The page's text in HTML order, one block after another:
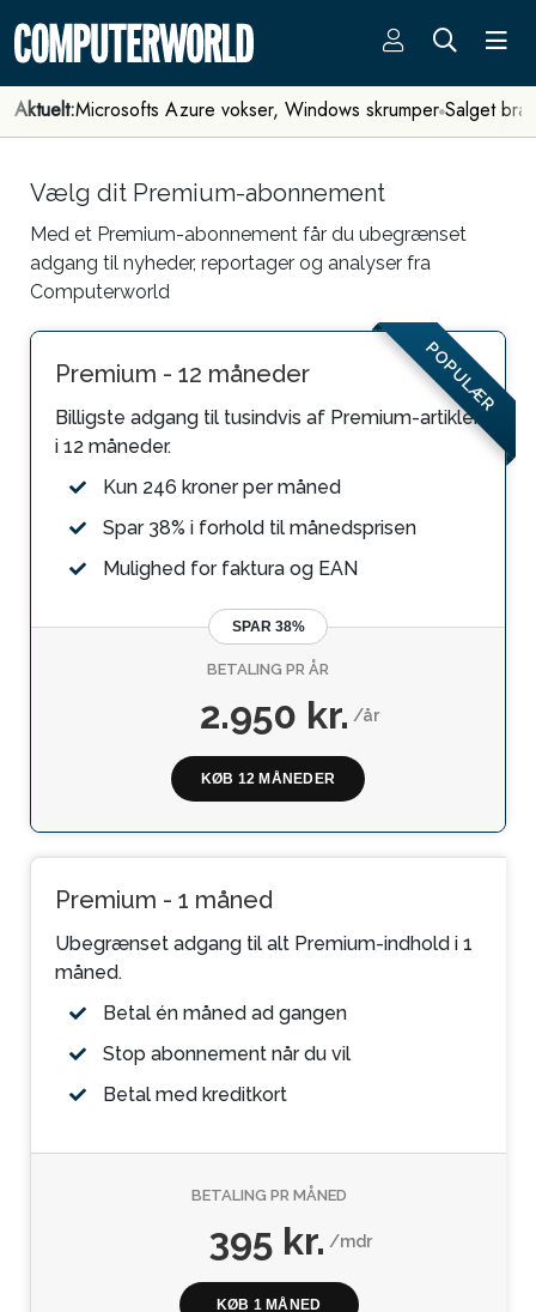
Aktuelt:Microsofts Azure vokser, Windows skrumper Salget
Vælg dit Premium-abonnement
Med et Premium-abonnement får du ubegrænset
adgang til nyheder, reportager og analyser fra
Computerworld
Premium - 1 måned
Ubegrænset adgang til alt Premium-indhold i 1
måned.
Betal én måned ad gangen
Stop abonnement når du vil
Betal med kreditkort
BETALING PR MÅNED
395 kr./mdr
KØB 1 MÅNED
POPULÆR
Premium - 12 måneder
Billigste adgang til tusindvis af Premium-artikler
i 12 måneder.
Kun 246 kroner per måned
Spar 38% i forhold til månedsprisen
Mulighed for faktura og EAN
SPAR 38%
BETALING PR ÅR
2.950 kr./år
KØB 12 MÅNEDER